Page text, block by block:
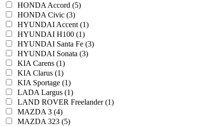
HONDA Accord (5)
HONDA Civic (3)
HYUNDAI Accent (1)
HYUNDAI H100 (1)
HYUNDAI Santa Fe (3)
HYUNDAI Sonata (3)
KIA Carens (1)
KIA Clarus (1)
KIA Sportage (1)
LADA Largus (1)
LAND ROVER Freelander (1)
MAZDA 3 (4)
MAZDA 323 (5)